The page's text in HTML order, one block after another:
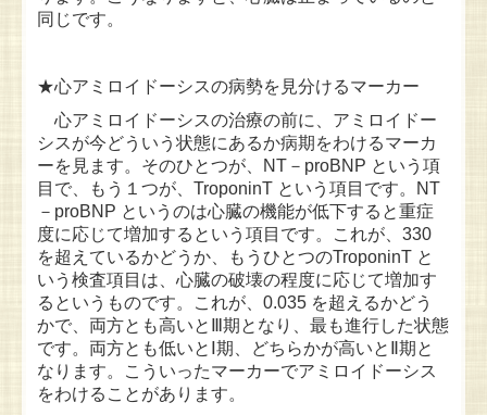
同じです。
★心アミロイドーシスの病勢を見分けるマーカー
心アミロイドーシスの治療の前に、アミロイドー
シスが今どういう状態にあるか病期をわけるマーカ
ーを見ます。そのひとつが、NT－proBNP という項
目で、もう１つが、TroponinT という項目です。NT
－proBNP というのは心臓の機能が低下すると重症
度に応じて増加するという項目です。これが、330
を超えているかどうか、もうひとつのTroponinT と
いう検査項目は、心臓の破壊の程度に応じて増加す
るというものです。これが、0.035 を超えるかどう
かで、両方とも高いとⅢ期となり、最も進行した状態
です。両方とも低いとⅠ期、どちらかが高いとⅡ期と
なります。こういったマーカーでアミロイドーシス
をわけることがあります。